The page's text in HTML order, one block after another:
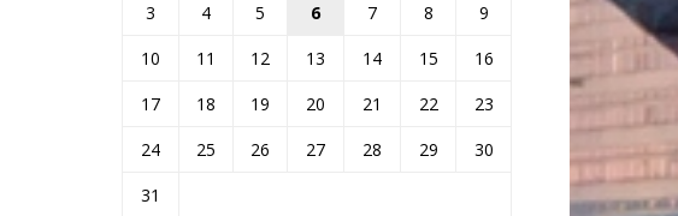
3
4 5 6 7 8
9
10
11 12 13 14 15
16
17
18 19 20 21 22
23
24
25 26 27 28 29
30
31